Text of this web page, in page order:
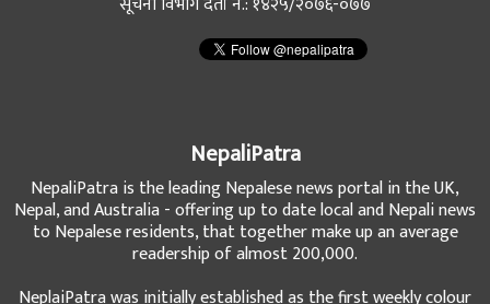
NepaliPatra
NepaliPatra is the leading Nepalese news portal in the UK,
Nepal, and Australia - offering up to date local and Nepali news
to Nepalese residents, that together make up an average
readership of almost 200,000.
NeplaiPatra was initially established as the first weekly colour